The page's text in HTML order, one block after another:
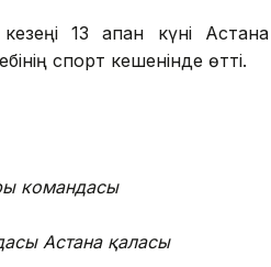
кезеңі 13 ақпан күні
спорт кешенінде өтті.
командасы
Астана қаласы